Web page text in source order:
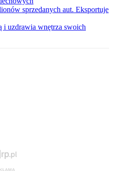
sprzedanych aut. Eksportuje
i uzdrawia wnętrza swoich